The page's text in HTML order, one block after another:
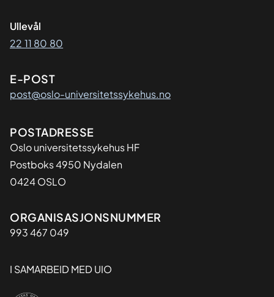
Ullevål
22 11 80 80
E-POST
post@oslo-universitetssykehus.no
Adresse
POSTADRESSE
Oslo universitetssykehus HF
Postboks 4950 Nydalen
0424 OSLO
Organisasjon
ORGANISASJONSNUMMER
993 467 049
I SAMARBEID MED UIO